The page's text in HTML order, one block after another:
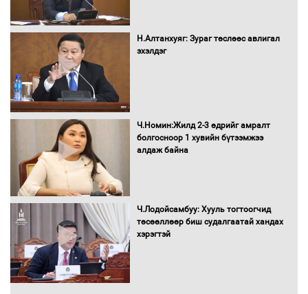
Монгол Улс “COP17”-д “Тал хээрийн
төлөвлөгөө”-гөө танилцуулна
худалдан авах журмыг баталлаа
шилжиж, найр наадам, зөвлөгөөн,
гадаад томилолтыг хориглолоо
Н.Алтанхуяг: Зураг төслөөс авлигал
эхэлдэг
Ч.Номин:Жилд 2-3 өдрийг амралт
болгосноор 1 хувийн бүтээмжээ
алдаж байна
Ч.Лодойсамбуу: Хууль тогтоогчид
төсөөллөөр биш судалгаатай хандах
хэрэгтэй